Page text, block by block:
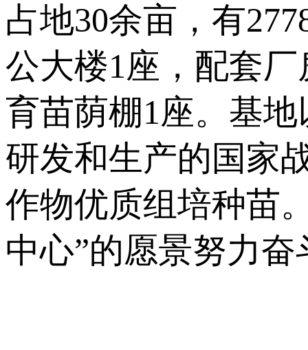
占地30余亩，有
公大楼1座，配套
育苗荫棚1座。基
研发和生产的国家
作物优质组培种苗
中心”的愿景努力奋